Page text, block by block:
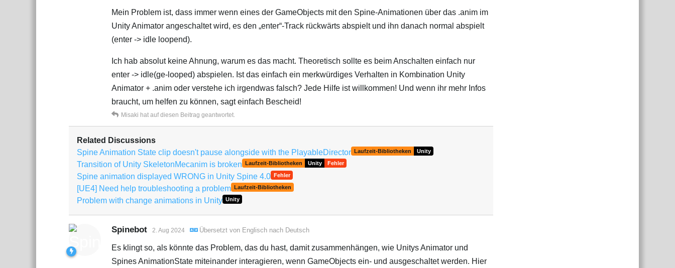
Mein Problem ist, dass immer wenn eines der GameObjects mit den Spine-Animationen über das .anim im
Unity Animator angeschaltet wird, es den „enter“-Track rückwärts abspielt und ihn danach normal abspielt
(enter -> idle loopend).
Ich hab absolut keine Ahnung, warum es das macht. Theoretisch sollte es beim Anschalten einfach nur
enter -> idle(ge-looped) abspielen. Ist das einfach ein merkwürdiges Verhalten in Kombination Unity
Animator + .anim oder verstehe ich irgendwas falsch? Jede Hilfe ist willkommen! Und wenn ihr mehr Infos
braucht, um helfen zu können, sagt einfach Bescheid!
Misaki hat auf diesen Beitrag geantwortet.
Related Discussions
Spine Animation State clip doesn't pause alongside with the PlayableDirector Laufzeit-Bibliotheken Unity
Transition of Unity SkeletonMecanim is broken Laufzeit-Bibliotheken Unity Fehler
Spine animation displayed WRONG in Unity Spine 4.0 Fehler
[UE4] Need help troubleshooting a problem Laufzeit-Bibliotheken
Problem with change animations in Unity Unity
Spinebot 2. Aug 2024 Übersetzt von Englisch nach Deutsch
Es klingt so, als könnte das Problem, das du hast, damit zusammenhängen, wie Unitys Animator und
Spines AnimationState miteinander interagieren, wenn GameObjects ein- und ausgeschaltet werden. Hier